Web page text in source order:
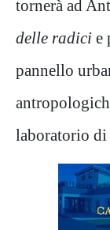
tornerà ad
delle radici e
pannello
laboratorio di